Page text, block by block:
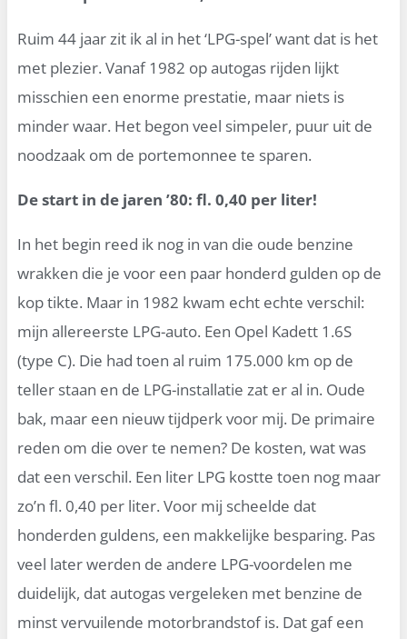
Ruim 44 jaar zit ik al in het ‘LPG-spel’ want dat is het
met plezier. Vanaf 1982 op autogas rijden lijkt
misschien een enorme prestatie, maar niets is
minder waar. Het begon veel simpeler, puur uit de
noodzaak om de portemonnee te sparen.
De start in de jaren ’80: fl. 0,40 per liter!
In het begin reed ik nog in van die oude benzine
wrakken die je voor een paar honderd gulden op de
kop tikte. Maar in 1982 kwam echt echte verschil:
mijn allereerste LPG-auto. Een Opel Kadett 1.6S
(type C). Die had toen al ruim 175.000 km op de
teller staan en de LPG-installatie zat er al in. Oude
bak, maar een nieuw tijdperk voor mij. De primaire
reden om die over te nemen? De kosten, wat was
dat een verschil. Een liter LPG kostte toen nog maar
zo’n fl. 0,40 per liter. Voor mij scheelde dat
honderden guldens, een makkelijke besparing. Pas
veel later werden de andere LPG-voordelen me
duidelijk, dat autogas vergeleken met benzine de
minst vervuilende motorbrandstof is. Dat gaf een